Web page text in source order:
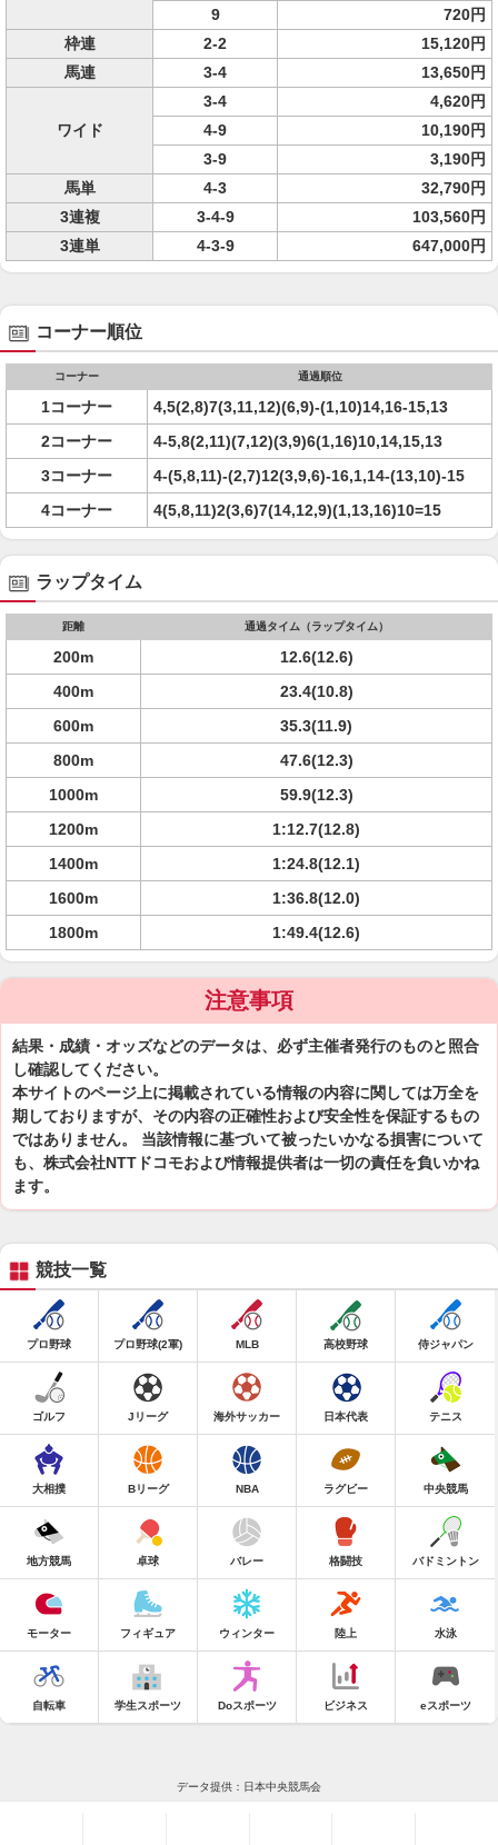
9
720円
枠連
2-2
15,120円
馬連
3-4 13,650円
ワイド
3-4
4,620円
4-9
10,190円
3-9
3,190円
馬単
4-3
32,790円
3連複
3-4-9
103,560円
3連単
4-3-9 647,000円
コーナー順位
コーナー 通過順位
1コーナー
4,5(2,8)7(3,11,12)(6,9)-(1,10)14,16-15,13
2コーナー
4-5,8(2,11)(7,12)(3,9)6(1,16)10,14,15,13
3コーナー
4-(5,8,11)-(2,7)12(3,9,6)-16,1,14-(13,10)-15
4コーナー
4(5,8,11)2(3,6)7(14,12,9)(1,13,16)10=15
ラップタイム
距離 通過タイム（ラップタイム）
200m
12.6(12.6)
400m
23.4(10.8)
600m
35.3(11.9)
800m
47.6(12.3)
1000m
59.9(12.3)
1200m
1:12.7(12.8)
1400m
1:24.8(12.1)
1600m
1:36.8(12.0)
1800m
1:49.4(12.6)
注意事項
結果・成績・オッズなどのデータは、必ず主催者発行のものと照合
し確認してください。
本サイトのページ上に掲載されている情報の内容に関しては万全を
期しておりますが、その内容の正確性および安全性を保証するもの
ではありません。 当該情報に基づいて被ったいかなる損害について
も、株式会社NTTドコモおよび情報提供者は一切の責任を負いかね
ます。
競技一覧
プロ野球 プロ野球(2軍) MLB 高校野球 侍ジャパン
ゴルフ Jリーグ 海外サッカー 日本代表 テニス
大相撲 Bリーグ NBA ラグビー 中央競馬
地方競馬 卓球 バレー 格闘技 バドミントン
モーター フィギュア ウィンター 陸上 水泳
自転車 学生スポーツ Doスポーツ ビジネス eスポーツ
データ提供：日本中央競馬会